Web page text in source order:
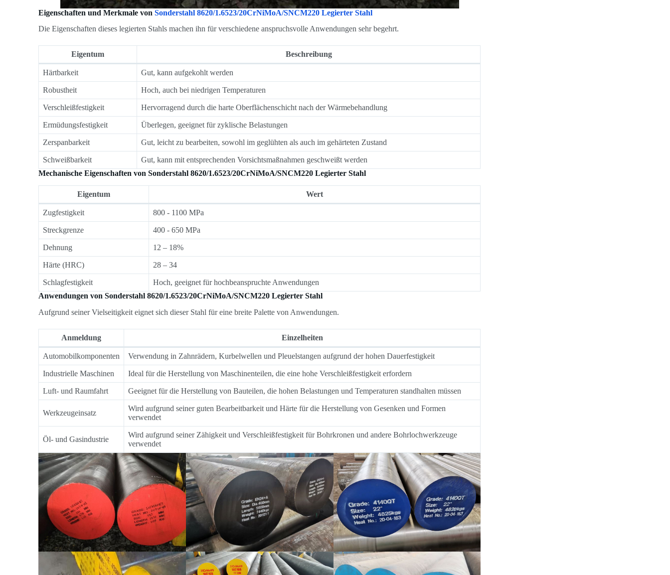
Eigenschaften und Merkmale vonSonderstahl 8620/1.6523/20CrNiMoA/SNCM220 Legierter Stahl
Die Eigenschaften dieses legierten Stahls machen ihn für verschiedene anspruchsvolle Anwendungen sehr begehrt.
Eigentum Beschreibung
Härtbarkeit Gut, kann aufgekohlt werden
Robustheit Hoch, auch bei niedrigen Temperaturen
Verschleißfestigkeit Hervorragend durch die harte Oberflächenschicht nach der Wärmebehandlung
Ermüdungsfestigkeit Überlegen, geeignet für zyklische Belastungen
Zerspanbarkeit Gut, leicht zu bearbeiten, sowohl im geglühten als auch im gehärteten Zustand
Schweißbarkeit
Gut, kann mit entsprechenden Vorsichtsmaßnahmen geschweißt werden
Mechanische Eigenschaften von Sonderstahl 8620/1.6523/20CrNiMoA/SNCM220 Legierter Stahl
Eigentum Wert
Zugfestigkeit 800 - 1100 MPa
Streckgrenze 400 - 650 MPa
Dehnung 12 – 18%
Härte (HRC) 28 – 34
Schlagfestigkeit
Hoch, geeignet für hochbeanspruchte Anwendungen
Anwendungen von Sonderstahl 8620/1.6523/20CrNiMoA/SNCM220 Legierter Stahl
Aufgrund seiner Vielseitigkeit eignet sich dieser Stahl für eine breite Palette von Anwendungen.
Anmeldung Einzelheiten
Automobilkomponenten Verwendung in Zahnrädern, Kurbelwellen und Pleuelstangen aufgrund der hohen Dauerfestigkeit
Industrielle Maschinen Ideal für die Herstellung von Maschinenteilen, die eine hohe Verschleißfestigkeit erfordern
Luft- und Raumfahrt Geeignet für die Herstellung von Bauteilen, die hohen Belastungen und Temperaturen standhalten müssen
Werkzeugeinsatz
Wird aufgrund seiner guten Bearbeitbarkeit und Härte für die Herstellung von Gesenken und Formen
verwendet
Öl- und Gasindustrie
Wird aufgrund seiner Zähigkeit und Verschleißfestigkeit für Bohrkronen und andere Bohrlochwerkzeuge
verwendet